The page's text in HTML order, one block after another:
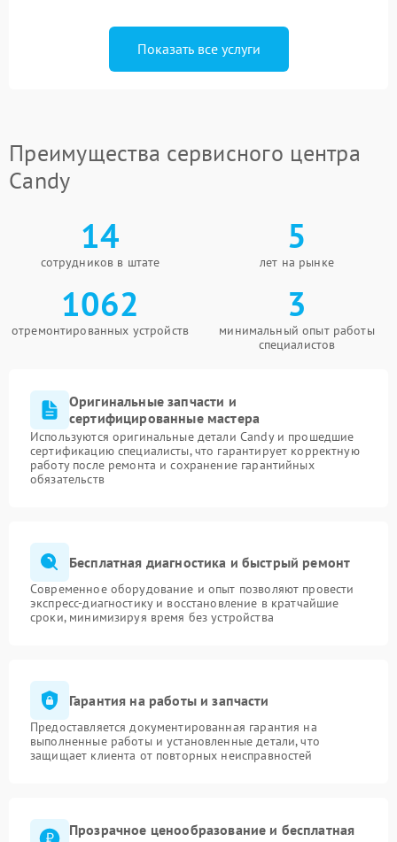
Показать все услуги
Преимущества сервисного центра
Candy
14
сотрудников в штате
5
лет на рынке
1062
отремонтированных устройств
3
минимальный опыт работы
специалистов
Оригинальные запчасти и
сертифицированные мастера
Используются оригинальные детали Candy и прошедшие
сертификацию специалисты, что гарантирует корректную
работу после ремонта и сохранение гарантийных
обязательств
Бесплатная диагностика и быстрый ремонт
Современное оборудование и опыт позволяют провести
экспресс-диагностику и восстановление в кратчайшие
сроки, минимизируя время без устройства
Гарантия на работы и запчасти
Предоставляется документированная гарантия на
выполненные работы и установленные детали, что
защищает клиента от повторных неисправностей
Прозрачное ценообразование и бесплатная